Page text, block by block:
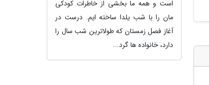
است و همه ما بخشی از خاطرات کودکی
مان را با شب یلدا ساخته ایم. درست در
آغاز فصل زمستان که طولاترین شب سال را
دارد، خانواده ها گرد...